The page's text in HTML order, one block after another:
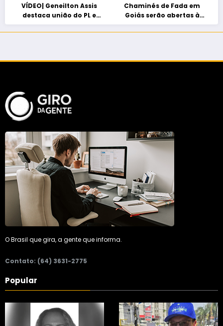
VÍDEO| Geneilton Assis
destaca união do PL e
consolidação de apoio a
Maycon Tombini em Jataí
Chaminés de Fada em
Goiás serão abertas à
visitação controlada
O Brasil que gira, a gente que informa.
Contato: (64) 3631-2775
Popular